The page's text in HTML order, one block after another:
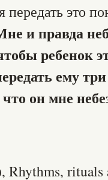
передать это
и правда
ребенок
ему
он мне
Rhythms, rituals